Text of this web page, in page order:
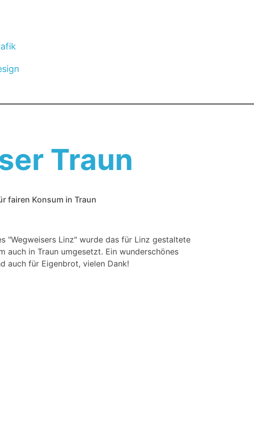
Traun
fairen Konsum in Traun
"Wegweisers Linz" wurde das für Linz gestaltete
auch in Traun umgesetzt. Ein wunderschönes
auch für Eigenbrot, vielen Dank!